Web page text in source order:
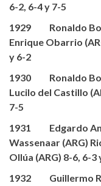
6-2, 6-4 y 7-5
1929 Ronaldo
Enrique Obarrio
y 6-2
1930 Ronaldo
Lucilo del Castillo
7-5
1931 Edgardo
Wassenaar (ARG)
Ollúa (ARG) 8-6, 6-3
1932 Guillermo